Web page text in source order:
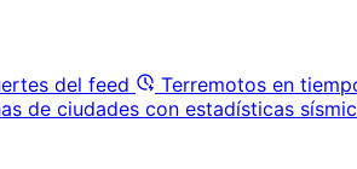
del feed Terremotos en
de ciudades con estadísticas